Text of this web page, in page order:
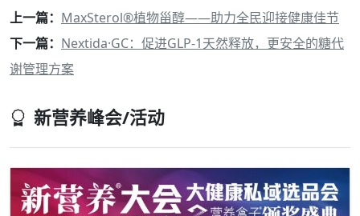
上一篇： MaxSterol®植物甾醇——助力全民迎接健康佳节
下一篇： Nextida·GC：促进GLP-1天然释放，更安全的糖代
谢管理方案
新营养峰会/活动